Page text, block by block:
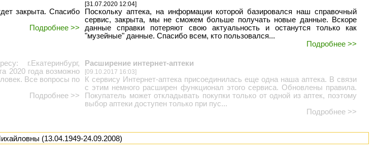
закрыта. Спасибо
Подробнее >>
г.Екатеринбург,
2020 года возможно
Все вопросы по
Подробнее >>
[31.07.2020 12:04]
Поскольку аптека, на информации которой базировался наш справочный
сервис, закрыта, мы не сможем больше получать новые данные. Вскоре
данные справки потеряют свою актуальность и останутся только как
"музейные" данные. Спасибо всем, кто пользовался...
Подробнее >>
Расширение интернет-аптеки
[09.10.2017 16:03]
К сервису Интернет-аптека присоединилась еще одна наша аптека. В связи
с этим немного расширен функционал этого сервиса. Обновлены правила.
Покупатель может откладывать покупки только от одной из аптек, поэтому
выбор аптеки доступен только при пус...
Подробнее >>
(13.04.1949-24.09.2008)